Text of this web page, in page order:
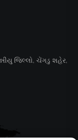
જિલ્લો, ચેંગડુ શહેર,